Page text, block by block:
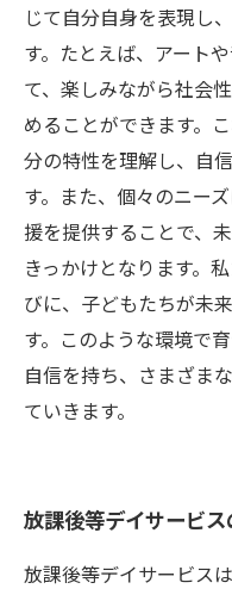
じて自分自身を表現し
す。たとえば、アート
て、楽しみながら社会
めることができます。
分の特性を理解し、自
す。また、個々のニー
援を提供することで、
きっかけとなります。
びに、子どもたちが未
す。このような環境で
自信を持ち、さまざま
ていきます。
放課後等デイサービ
放課後等デイサービス